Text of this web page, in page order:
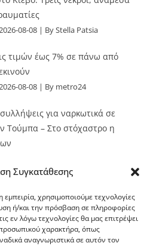
Συγκατάθεσης
χρησιμοποιούμε τεχνολογίες
ή/και την πρόσβαση σε πληροφορίες
εν λόγω τεχνολογίες θα μας επιτρέψει
χαρακτήρα, όπως
αναγνωριστικά σε αυτόν τον
08-08 By Stella Patsia
τιμών έως 7% σε πάνω από
08-08 By metro24
για ναρκωτικά σε
Τούμπα – Στο στόχαστρο η